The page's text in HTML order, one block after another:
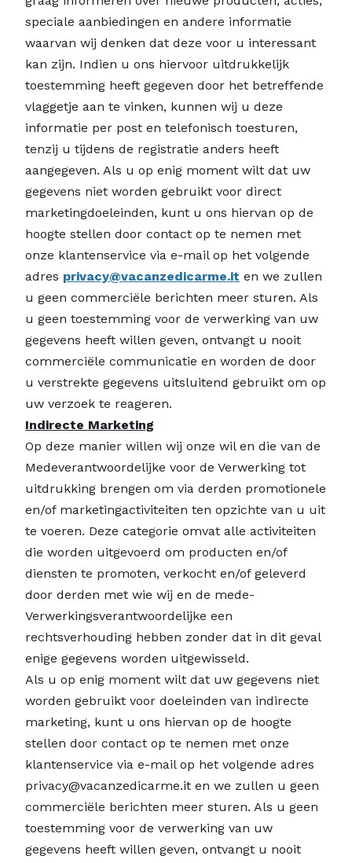
speciale aanbiedingen en andere informatie
waarvan wij denken dat deze voor u interessant
kan zijn. Indien u ons hiervoor uitdrukkelijk
toestemming heeft gegeven door het betreffende
vlaggetje aan te vinken, kunnen wij u deze
informatie per post en telefonisch toesturen,
tenzij u tijdens de registratie anders heeft
aangegeven. Als u op enig moment wilt dat uw
gegevens niet worden gebruikt voor direct
marketingdoeleinden, kunt u ons hiervan op de
hoogte stellen door contact op te nemen met
onze klantenservice via e-mail op het volgende
adres privacy@vacanzedicarme.it en we zullen
u geen commerciële berichten meer sturen. Als
u geen toestemming voor de verwerking van uw
gegevens heeft willen geven, ontvangt u nooit
commerciële communicatie en worden de door
u verstrekte gegevens uitsluitend gebruikt om op
uw verzoek te reageren.
Indirecte Marketing
Op deze manier willen wij onze wil en die van de
Medeverantwoordelijke voor de Verwerking tot
uitdrukking brengen om via derden promotionele
en/of marketingactiviteiten ten opzichte van u uit
te voeren. Deze categorie omvat alle activiteiten
die worden uitgevoerd om producten en/of
diensten te promoten, verkocht en/of geleverd
door derden met wie wij en de mede-
Verwerkingsverantwoordelijke een
rechtsverhouding hebben zonder dat in dit geval
enige gegevens worden uitgewisseld.
Als u op enig moment wilt dat uw gegevens niet
worden gebruikt voor doeleinden van indirecte
marketing, kunt u ons hiervan op de hoogte
stellen door contact op te nemen met onze
klantenservice via e-mail op het volgende adres
privacy@vacanzedicarme.it en we zullen u geen
commerciële berichten meer sturen. Als u geen
toestemming voor de verwerking van uw
gegevens heeft willen geven, ontvangt u nooit